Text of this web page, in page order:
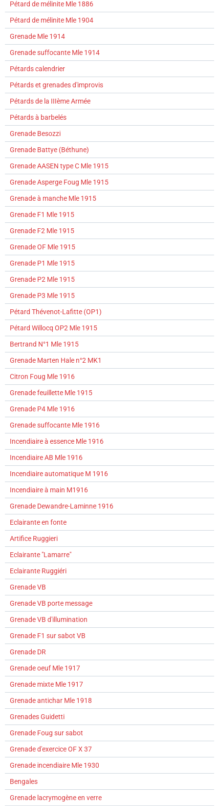
Pétard de mélinite Mle 1886
Pétard de mélinite Mle 1904
Grenade Mle 1914
Grenade suffocante Mle 1914
Pétards calendrier
Pétards et grenades d'improvis
Pétards de la IIIème Armée
Pétards à barbelés
Grenade Besozzi
Grenade Battye (Béthune)
Grenade AASEN type C Mle 1915
Grenade Asperge Foug Mle 1915
Grenade à manche Mle 1915
Grenade F1 Mle 1915
Grenade F2 Mle 1915
Grenade OF Mle 1915
Grenade P1 Mle 1915
Grenade P2 Mle 1915
Grenade P3 Mle 1915
Pétard Thévenot-Lafitte (OP1)
Pétard Willocq OP2 Mle 1915
Bertrand N°1 Mle 1915
Grenade Marten Hale n°2 MK1
Citron Foug Mle 1916
Grenade feuillette Mle 1915
Grenade P4 Mle 1916
Grenade suffocante Mle 1916
Incendiaire à essence Mle 1916
Incendiaire AB Mle 1916
Incendiaire automatique M 1916
Incendiaire à main M1916
Grenade Dewandre-Laminne 1916
Eclairante en fonte
Artifice Ruggieri
Eclairante "Lamarre"
Eclairante Ruggiéri
Grenade VB
Grenade VB porte message
Grenade VB d'illumination
Grenade F1 sur sabot VB
Grenade DR
Grenade oeuf Mle 1917
Grenade mixte Mle 1917
Grenade antichar Mle 1918
Grenades Guidetti
Grenade Foug sur sabot
Grenade d'exercice OF X 37
Grenade incendiaire Mle 1930
Bengales
Grenade lacrymogène en verre